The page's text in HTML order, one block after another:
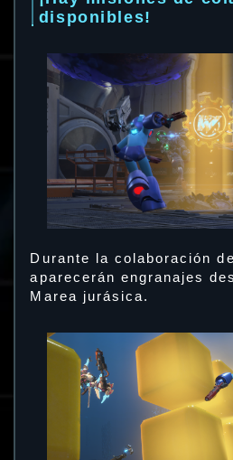
disponibles!
Durante la colaboración
aparecerán engranajes
Marea jurásica.